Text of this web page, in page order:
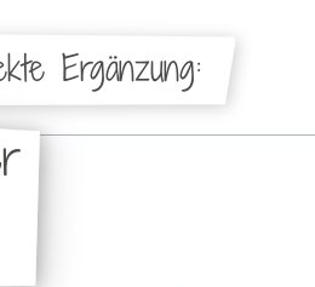
Ergänzung: